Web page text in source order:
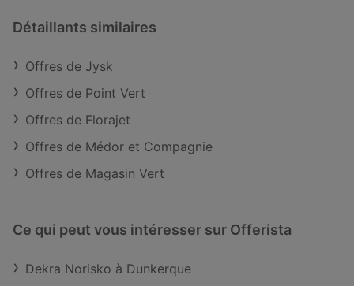
Détaillants similaires
Offres de Jysk
Offres de Point Vert
Offres de Florajet
Offres de Médor et Compagnie
Offres de Magasin Vert
Ce qui peut vous intéresser sur Offerista
Dekra Norisko à Dunkerque